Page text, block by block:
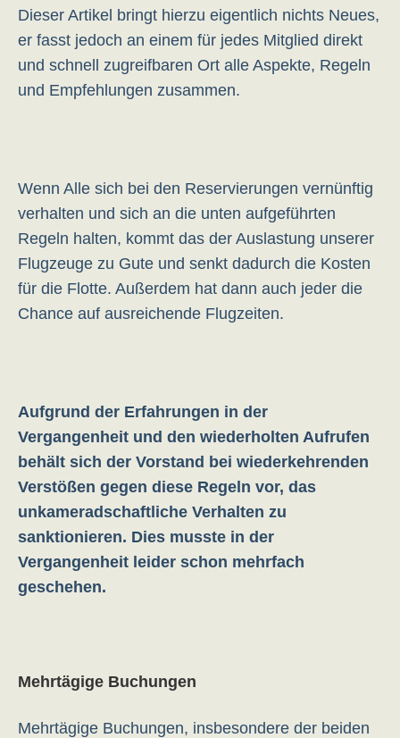
Dieser Artikel bringt hierzu eigentlich nichts Neues,
er fasst jedoch an einem für jedes Mitglied direkt
und schnell zugreifbaren Ort alle Aspekte, Regeln
und Empfehlungen zusammen.
Wenn Alle sich bei den Reservierungen vernünftig
verhalten und sich an die unten aufgeführten
Regeln halten, kommt das der Auslastung unserer
Flugzeuge zu Gute und senkt dadurch die Kosten
für die Flotte. Außerdem hat dann auch jeder die
Chance auf ausreichende Flugzeiten.
Aufgrund der Erfahrungen in der
Vergangenheit und den wiederholten Aufrufen
behält sich der Vorstand bei wiederkehrenden
Verstößen gegen diese Regeln vor, das
unkameradschaftliche Verhalten zu
sanktionieren. Dies musste in der
Vergangenheit leider schon mehrfach
geschehen.
Mehrtägige Buchungen
Mehrtägige Buchungen, insbesondere der beiden